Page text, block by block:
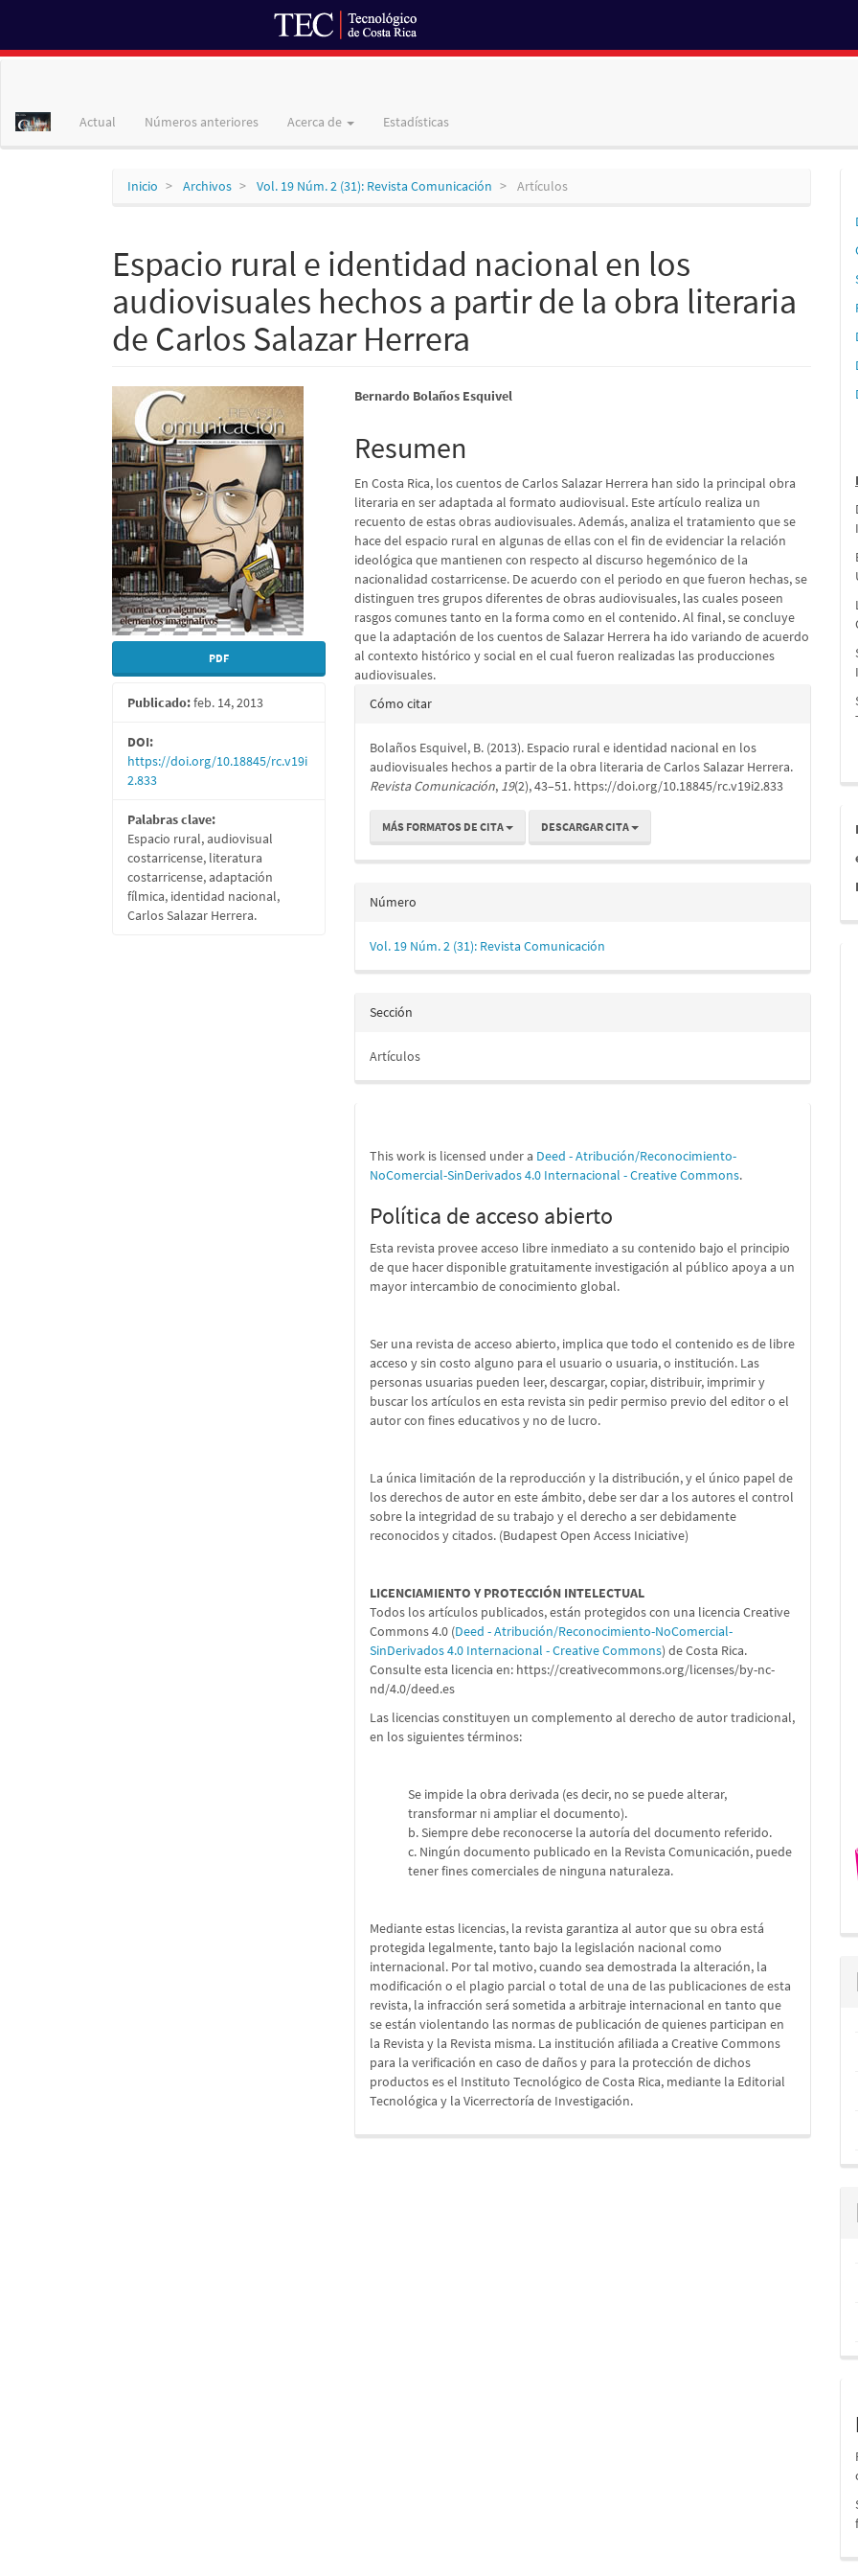
principalActual Números anteriores Acerca de Estadísticas
Inicio Archivos Vol. 19 Núm. 2 (31): Revista Comunicación Artículos
Espacio rural e identidad nacional en los
audiovisuales hechos a partir de la obra literaria
de Carlos Salazar Herrera
Barra
lateral
del
artículo
PDF
Publicado:feb. 14, 2013
DOI:
https://doi.org/10.18845/rc.v19i
2.833
Palabras clave:
Espacio rural, audiovisual
costarricense, literatura
costarricense, adaptación
fílmica, identidad nacional,
Carlos Salazar Herrera.
Contenido
principal
del
artículo
Bernardo Bolaños Esquivel
Resumen
En Costa Rica, los cuentos de Carlos Salazar Herrera han sido la principal obra
literaria en ser adaptada al formato audiovisual. Este artículo realiza un
recuento de estas obras audiovisuales. Además, analiza el tratamiento que se
hace del espacio rural en algunas de ellas con el fin de evidenciar la relación
ideológica que mantienen con respecto al discurso hegemónico de la
nacionalidad costarricense. De acuerdo con el periodo en que fueron hechas, se
distinguen tres grupos diferentes de obras audiovisuales, las cuales poseen
rasgos comunes tanto en la forma como en el contenido. Al final, se concluye
que la adaptación de los cuentos de Salazar Herrera ha ido variando de acuerdo
al contexto histórico y social en el cual fueron realizadas las producciones
audiovisuales.
Detalles
artículo
Cómo citar
Bolaños Esquivel, B. (2013). Espacio rural e identidad nacional en los
audiovisuales hechos a partir de la obra literaria de Carlos Salazar Herrera.
Revista Comunicación, 19(2), 43–51. https://doi.org/10.18845/rc.v19i2.833
MÁS FORMATOS DE CITA DESCARGAR CITA
Número
Vol. 19 Núm. 2 (31): Revista Comunicación
Sección
Artículos
This work is licensed under a Deed - Atribución/Reconocimiento-
NoComercial-SinDerivados 4.0 Internacional - Creative Commons.
Política de acceso abierto
Esta revista provee acceso libre inmediato a su contenido bajo el principio
de que hacer disponible gratuitamente investigación al público apoya a un
mayor intercambio de conocimiento global.
Ser una revista de acceso abierto, implica que todo el contenido es de libre
acceso y sin costo alguno para el usuario o usuaria, o institución. Las
personas usuarias pueden leer, descargar, copiar, distribuir, imprimir y
buscar los artículos en esta revista sin pedir permiso previo del editor o el
autor con fines educativos y no de lucro.
La única limitación de la reproducción y la distribución, y el único papel de
los derechos de autor en este ámbito, debe ser dar a los autores el control
sobre la integridad de su trabajo y el derecho a ser debidamente
reconocidos y citados. (Budapest Open Access Iniciative)
LICENCIAMIENTO Y PROTECCIÓN INTELECTUAL
Todos los artículos publicados, están protegidos con una licencia Creative
Commons 4.0 (Deed - Atribución/Reconocimiento-NoComercial-
SinDerivados 4.0 Internacional - Creative Commons) de Costa Rica.
Consulte esta licencia en: https://creativecommons.org/licenses/by-nc-
nd/4.0/deed.es
Las licencias constituyen un complemento al derecho de autor tradicional,
en los siguientes términos:
Se impide la obra derivada (es decir, no se puede alterar,
transformar ni ampliar el documento).
b. Siempre debe reconocerse la autoría del documento referido.
c. Ningún documento publicado en la Revista Comunicación, puede
tener fines comerciales de ninguna naturaleza.
Mediante estas licencias, la revista garantiza al autor que su obra está
protegida legalmente, tanto bajo la legislación nacional como
internacional. Por tal motivo, cuando sea demostrada la alteración, la
modificación o el plagio parcial o total de una de las publicaciones de esta
revista, la infracción será sometida a arbitraje internacional en tanto que
se están violentando las normas de publicación de quienes participan en
la Revista y la Revista misma. La institución afiliada a Creative Commons
para la verificación en caso de daños y para la protección de dichos
productos es el Instituto Tecnológico de Costa Rica, mediante la Editorial
Tecnológica y la Vicerrectoría de Investigación.